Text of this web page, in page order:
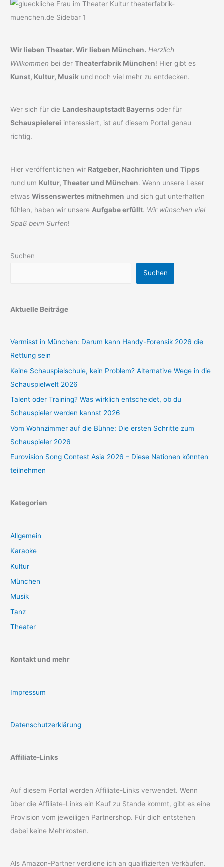
Wir lieben Theater. Wir lieben München. Herzlich
Willkommen bei derTheaterfabrik München! Hier gibt es
Kunst, Kultur, Musik und noch viel mehr zu entdecken.
Wer sich für die Landeshauptstadt Bayerns oder für
Schauspielerei interessiert, ist auf diesem Portal genau
richtig.
Hier veröffentlichen wir Ratgeber, Nachrichten und Tipps
rund um Kultur, Theater und München. Wenn unsere Leser
etwasWissenswertes mitnehmen und sich gut unterhalten
fühlen, haben wir unsere Aufgabe erfüllt. Wir wünschen viel
Spaß beim Surfen!
Suchen
Suchen
Aktuelle Beiträge
Vermisst in München: Darum kann Handy-Forensik 2026 die
Rettung sein
Keine Schauspielschule, kein Problem? Alternative Wege in die
Schauspielwelt 2026
Talent oder Training? Was wirklich entscheidet, ob du
Schauspieler werden kannst 2026
Vom Wohnzimmer auf die Bühne: Die ersten Schritte zum
Schauspieler 2026
Eurovision Song Contest Asia 2026 – Diese Nationen könnten
teilnehmen
Kategorien
Allgemein
Karaoke
Kultur
München
Musik
Tanz
Theater
Kontakt und mehr
Impressum
Datenschutzerklärung
Affiliate-Links
Auf diesem Portal werden Affiliate-Links verwendet. Wenn
über die Affiliate-Links ein Kauf zu Stande kommt, gibt es eine
Provision vom jeweiligen Partnershop. Für dich entstehen
dabei keine Mehrkosten.
Als Amazon-Partner verdiene ich an qualifizierten Verkäufen.